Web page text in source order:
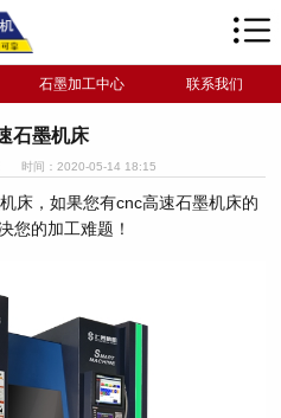
石墨加工中心 联系我们
石墨机床
时间：2020-05-14 18:15
床，如果您有cnc高速石墨机床的
您的加工难题！